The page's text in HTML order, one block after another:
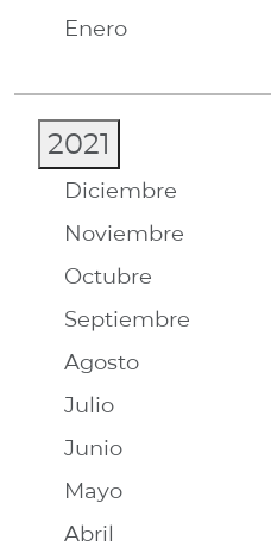
Enero
2021
Diciembre
Noviembre
Octubre
Septiembre
Agosto
Julio
Junio
Mayo
Abril